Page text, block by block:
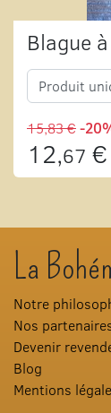
Blague
Produit
15,83 €-
12,67 €
La
Notre
Nos
Devenir
Blog
Mentions